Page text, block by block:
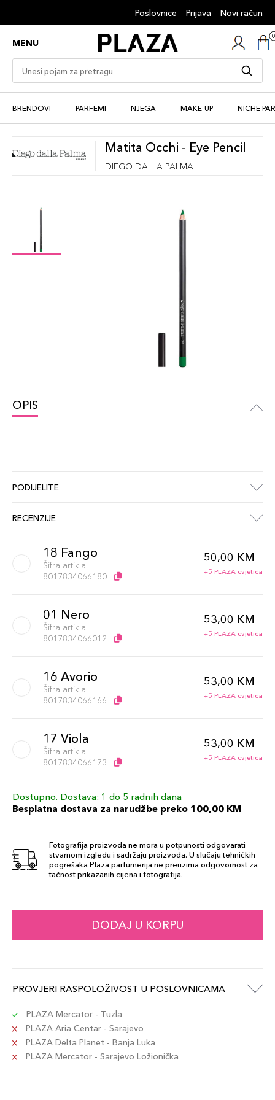
Poslovnice Prijava Novi račun
MENU
BRENDOVI PARFEMI NJEGA MAKE-UP NICHE
Matita Occhi - Eye Pencil
DIEGO DALLA PALMA
OPIS
PODIJELITE
RECENZIJE
18 Fango
Šifra artikla
8017834066180
50,00 KM
+5 PLAZA cvjetića
01 Nero
Šifra artikla
8017834066012
53,00 KM
+5 PLAZA cvjetića
16 Avorio
Šifra artikla
8017834066166
53,00 KM
+5 PLAZA cvjetića
17 Viola
Šifra artikla
8017834066173
53,00 KM
+5 PLAZA cvjetića
19 Turchese
Šifra artikla
53,00 KM
20 Verde
Smeraldo
24 Verde Bosco 53,00 KM
Chiaro
Šifra artikla
8017834066111
Dostupno. Dostava: 1 do 5 radnih dana
Besplatna dostava za narudžbe preko 100,00 KM
Fotografija proizvoda ne mora u potpunosti odgovarati
stvarnom izgledu i sadržaju proizvoda. U slučaju tehničkih
pogrešaka Plaza parfumerija ne preuzima odgovornost za
tačnost prikazanih cijena i fotografija.
DODAJ U KORPU
PROVJERI RASPOLOŽIVOST U POSLOVNICAMA
PLAZA Mercator - Tuzla
PLAZA Aria Centar - Sarajevo
PLAZA Delta Planet - Banja Luka
PLAZA Mercator - Sarajevo Ložionička